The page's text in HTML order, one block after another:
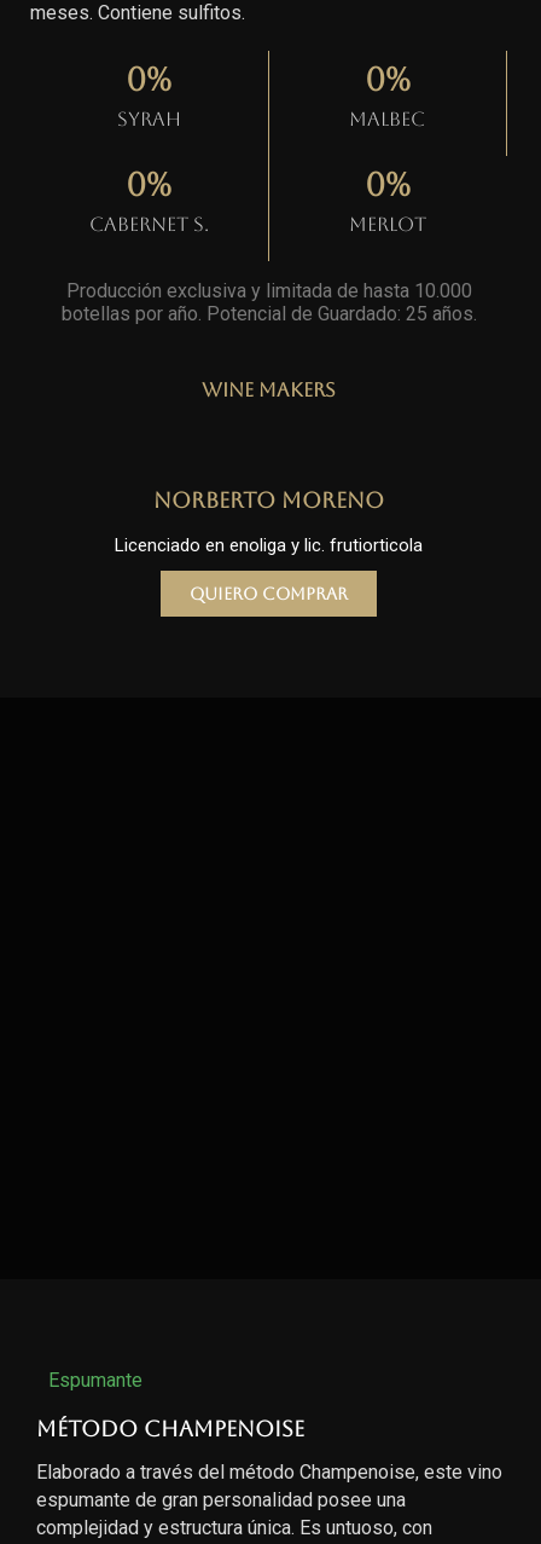
meses. Contiene sulfitos.
Syrah
0%
Malbec
0%
Cabernet S.
0%
Merlot
0%
Producción exclusiva y limitada de hasta 10.000
botellas por año. Potencial de Guardado: 25 años
Wine Makers
Norberto Moreno
Licenciado en enoliga y lic. frutiorticola
Quiero comprar
Espumante
Método Champenoise
Elaborado a través del método Champenoise, este vino
espumante de gran personalidad posee una
complejidad y estructura única. Es untuoso, con